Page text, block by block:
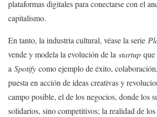
plataformas digitales para conectarse con el
capitalismo.
En tanto, la industria cultural, véase la serie
vende y modela la evolución de la startup
a Spotify como ejemplo de éxito,
puesta en acción de ideas creativas y
campo posible, el de los negocios, donde los
solidarios, sino competitivos; la realidad de